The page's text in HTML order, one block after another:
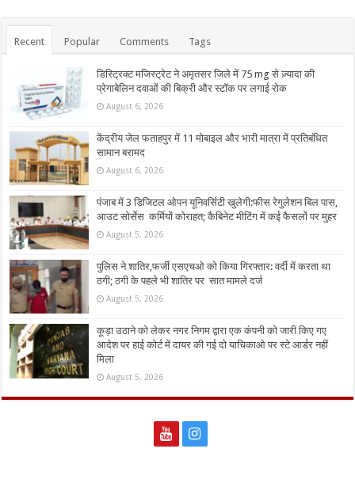
Recent Popular Comments Tags
डिस्ट्रिक्ट मजिस्ट्रेट ने अमृतसर जिले में 75 mg से ज़्यादा की
प्रेगाबेलिन दवाओं की बिक्री और स्टॉक पर लगाई रोक
August 6, 2026
केंद्रीय जेल फताहपुर में 11 मोबाइल और भारी मात्रा में प्रतिबंधित
सामान बरामद
August 6, 2026
पंजाब में 3 डिजिटल ओपन यूनिवर्सिटी खुलेगी:फीस रेगुलेशन बिल पास,
आउट सोर्सेस कर्मियों कोराहत; कैबिनेट मीटिंग में कई फैसलों पर मुहर
August 5, 2026
पुलिस ने शातिर,फर्जी एसएचओ को किया गिरफ्तार: वर्दी में करता था
ठगी; ठगी के पहले भी शातिर पर सात मामले दर्ज
August 5, 2026
कूड़ा उठाने को लेकर नगर निगम द्वारा एक कंपनी को जारी किए गए
आदेश पर हाई कोर्ट में दायर की गई दो याचिकाओ पर स्टे आर्डर नहीं
मिला
August 5, 2026